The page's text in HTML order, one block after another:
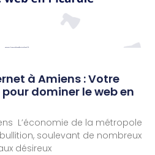
à Amiens : Votre
dominer le web en
L’économie de la métropole
soulevant de nombreux
désireux